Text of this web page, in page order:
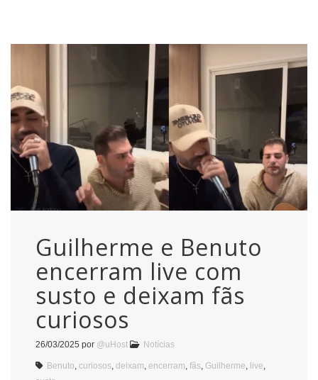
Guilherme e Benuto
encerram live com
susto e deixam fãs
curiosos
26/03/2025 por @uHost Notícias
Benuto curiosos deixam encerram fãs Guilherme live